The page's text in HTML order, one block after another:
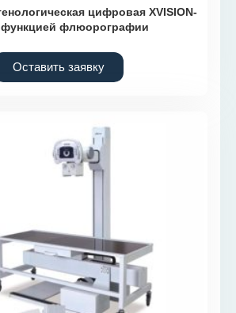
цифровая XVISION-
функцией флюорографии
Оставить заявку